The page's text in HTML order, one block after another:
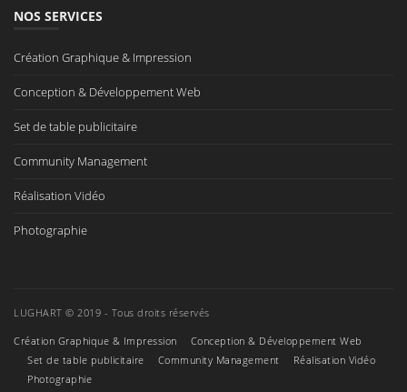
NOS SERVICES
Création Graphique & Impression
Conception & Développement Web
Set de table publicitaire
Community Management
Réalisation Vidéo
Photographie
LUGHART © 2019 - Tous droits réservés
Création Graphique & Impression
Conception & Développement Web
Set de table publicitaire
Community Management
Réalisation Vidéo
Photographie